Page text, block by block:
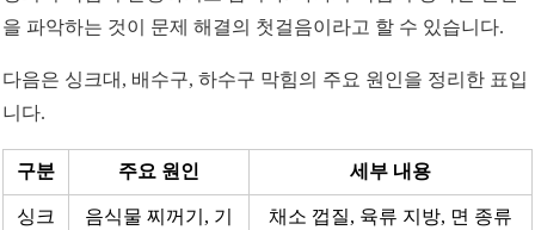
을 파악하는 것이 문제 해결의 첫걸음이라고 할 수 있습니다.
다음은 싱크대, 배수구, 하수구 막힘의 주요 원인을 정리한 표입
니다.
구분 주요 원인 세부 내용
싱크
음식물 찌꺼기, 기
채소 껍질, 육류 지방, 면 종류